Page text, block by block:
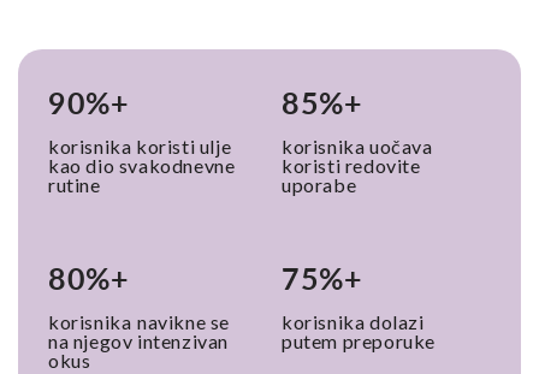
90%+
korisnika koristi ulje
kao dio svakodnevne
rutine
85%+
korisnika uočava
koristi redovite
uporabe
80%+
korisnika navikne se
na njegov intenzivan
okus
75%+
korisnika dolazi
putem preporuke